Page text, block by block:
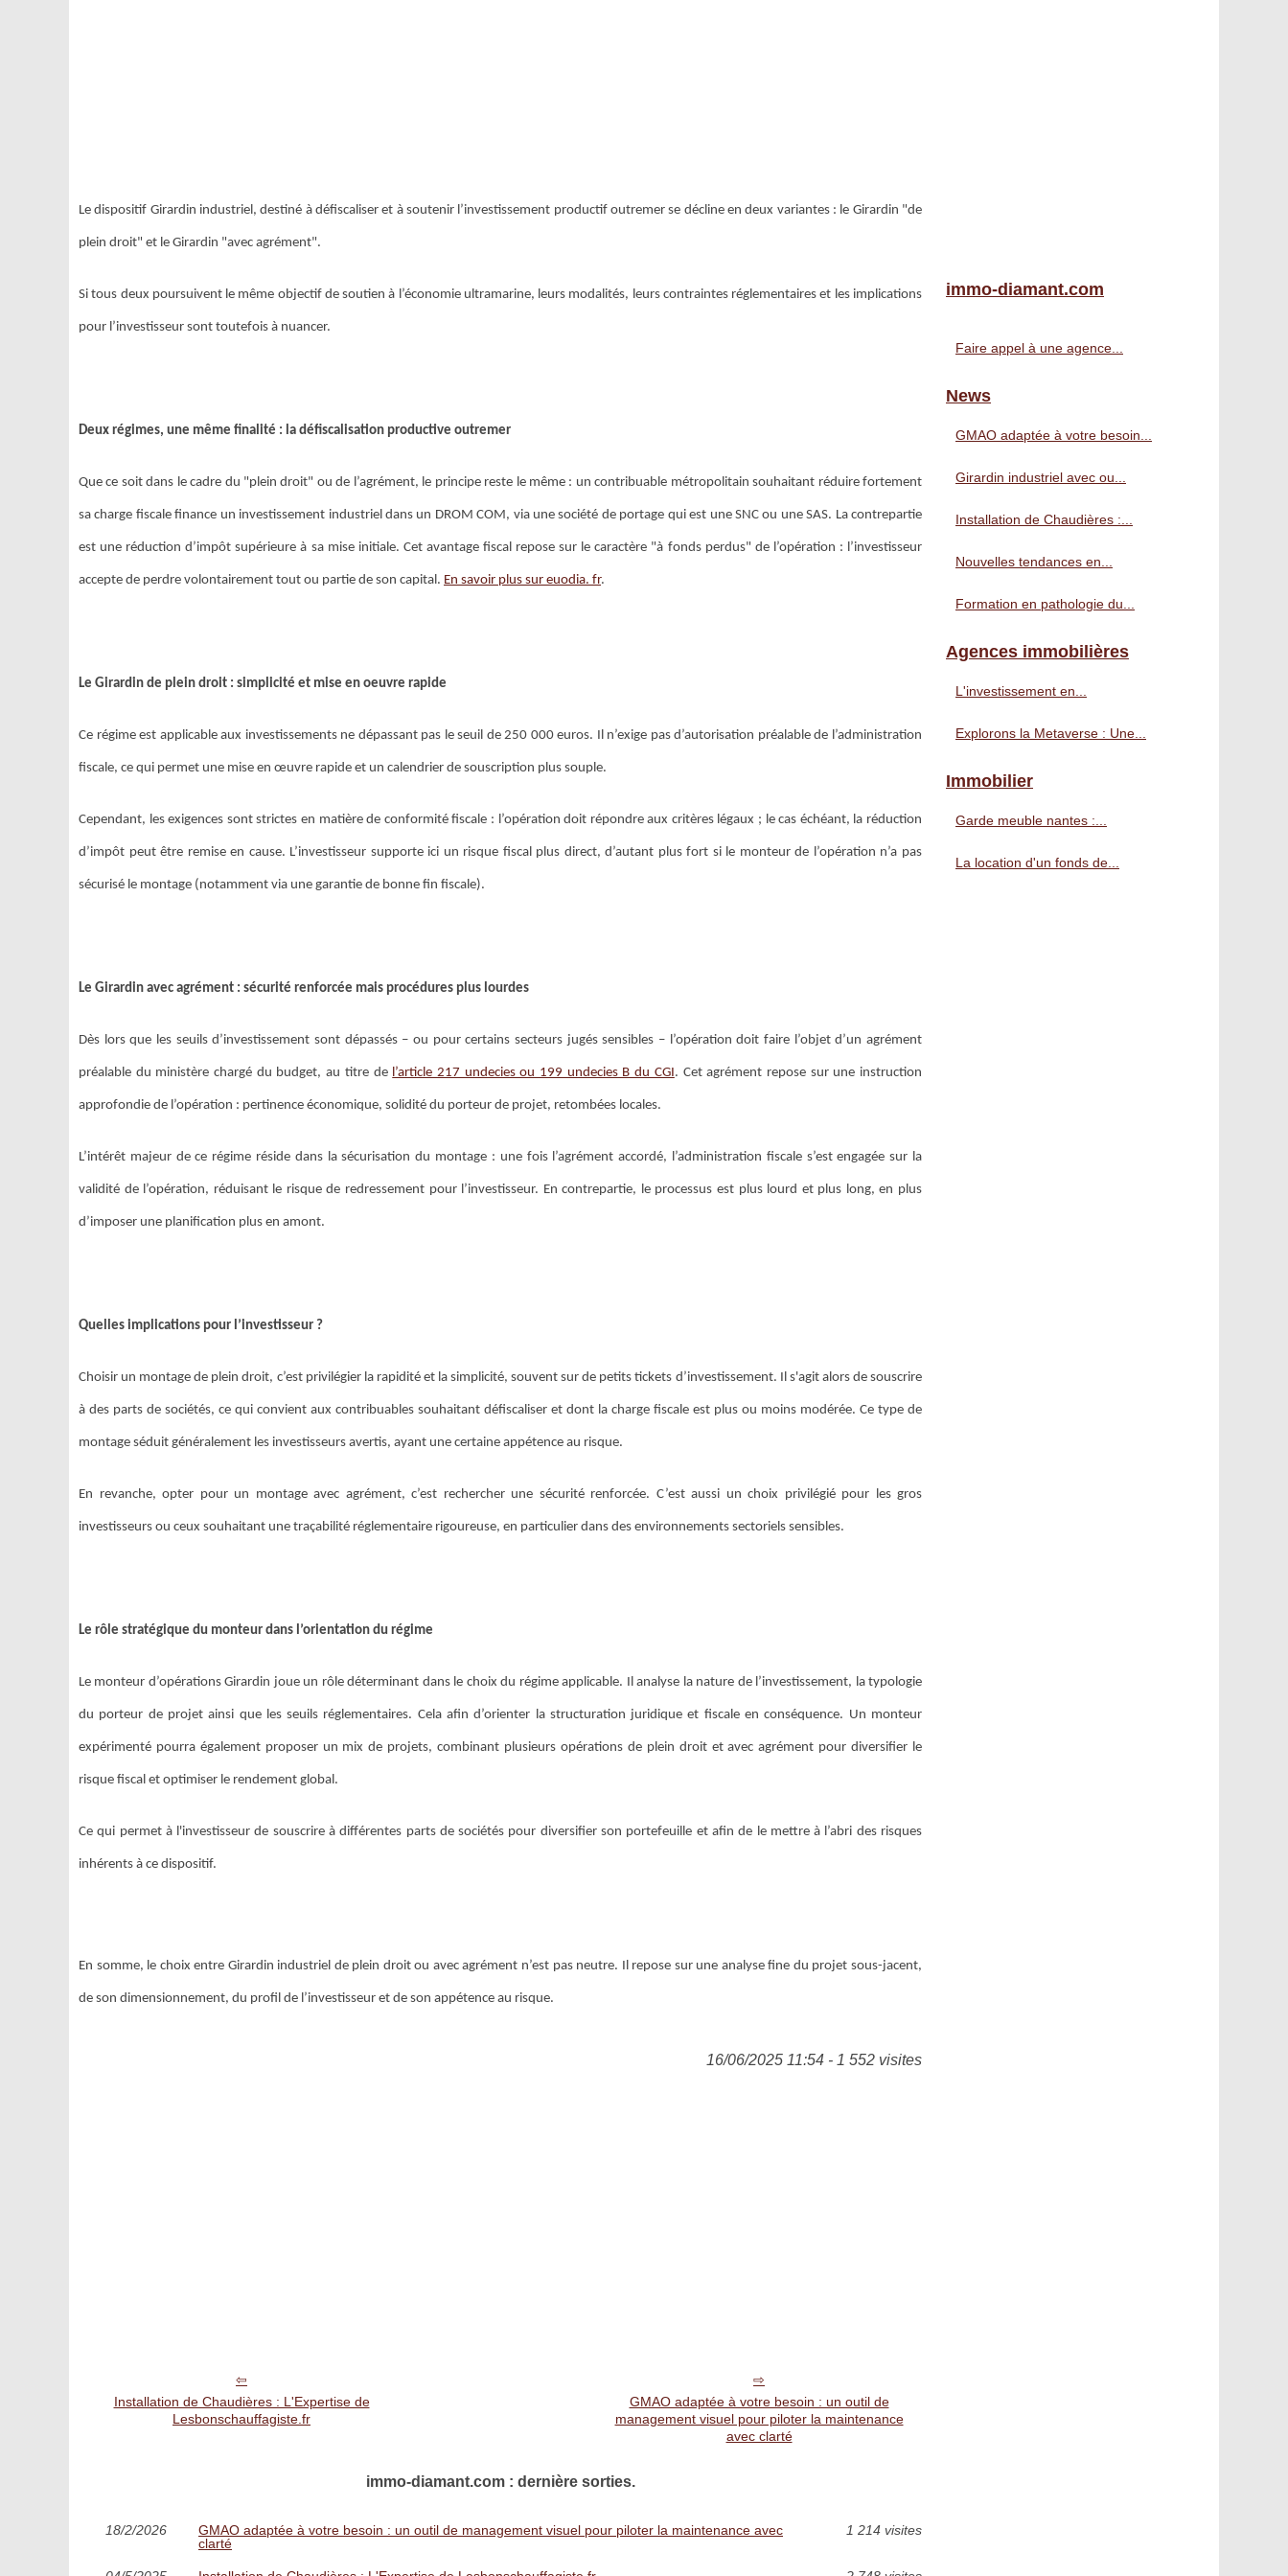
Le dispositif Girardin industriel, destiné à défiscaliser et à soutenir l’investissement productif outremer se décline en deux variantes : le Girardin "de
plein droit" et le Girardin "avec agrément".
Si tous deux poursuivent le même objectif de soutien à l’économie ultramarine, leurs modalités, leurs contraintes réglementaires et les implications
pour l’investisseur sont toutefois à nuancer.
Deux régimes, une même finalité : la défiscalisation productive outremer
Que ce soit dans le cadre du "plein droit" ou de l’agrément, le principe reste le même : un contribuable métropolitain souhaitant réduire fortement
sa charge fiscale finance un investissement industriel dans un DROM COM, via une société de portage qui est une SNC ou une SAS. La contrepartie
est une réduction d’impôt supérieure à sa mise initiale. Cet avantage fiscal repose sur le caractère "à fonds perdus" de l’opération : l’investisseur
accepte de perdre volontairement tout ou partie de son capital. En savoir plus sur euodia. fr.
Le Girardin de plein droit : simplicité et mise en oeuvre rapide
Ce régime est applicable aux investissements ne dépassant pas le seuil de 250 000 euros. Il n’exige pas d’autorisation préalable de l’administration
fiscale, ce qui permet une mise en œuvre rapide et un calendrier de souscription plus souple.
Cependant, les exigences sont strictes en matière de conformité fiscale : l’opération doit répondre aux critères légaux ; le cas échéant, la réduction
d’impôt peut être remise en cause. L’investisseur supporte ici un risque fiscal plus direct, d’autant plus fort si le monteur de l’opération n’a pas
sécurisé le montage (notamment via une garantie de bonne fin fiscale).
Le Girardin avec agrément : sécurité renforcée mais procédures plus lourdes
Dès lors que les seuils d’investissement sont dépassés – ou pour certains secteurs jugés sensibles – l’opération doit faire l’objet d’un agrément
préalable du ministère chargé du budget, au titre de l’article 217 undecies ou 199 undecies B du CGI. Cet agrément repose sur une instruction
approfondie de l’opération : pertinence économique, solidité du porteur de projet, retombées locales.
L’intérêt majeur de ce régime réside dans la sécurisation du montage : une fois l’agrément accordé, l’administration fiscale s’est engagée sur la
validité de l’opération, réduisant le risque de redressement pour l’investisseur. En contrepartie, le processus est plus lourd et plus long, en plus
d’imposer une planification plus en amont.
Quelles implications pour l’investisseur ?
Choisir un montage de plein droit, c’est privilégier la rapidité et la simplicité, souvent sur de petits tickets d’investissement. Il s'agit alors de souscrire
à des parts de sociétés, ce qui convient aux contribuables souhaitant défiscaliser et dont la charge fiscale est plus ou moins modérée. Ce type de
montage séduit généralement les investisseurs avertis, ayant une certaine appétence au risque.
En revanche, opter pour un montage avec agrément, c’est rechercher une sécurité renforcée. C’est aussi un choix privilégié pour les gros
investisseurs ou ceux souhaitant une traçabilité réglementaire rigoureuse, en particulier dans des environnements sectoriels sensibles.
Le rôle stratégique du monteur dans l’orientation du régime
Le monteur d’opérations Girardin joue un rôle déterminant dans le choix du régime applicable. Il analyse la nature de l’investissement, la typologie
du porteur de projet ainsi que les seuils réglementaires. Cela afin d’orienter la structuration juridique et fiscale en conséquence. Un monteur
expérimenté pourra également proposer un mix de projets, combinant plusieurs opérations de plein droit et avec agrément pour diversifier le
risque fiscal et optimiser le rendement global.
Ce qui permet à l'investisseur de souscrire à différentes parts de sociétés pour diversifier son portefeuille et afin de le mettre à l’abri des risques
inhérents à ce dispositif.
En somme, le choix entre Girardin industriel de plein droit ou avec agrément n’est pas neutre. Il repose sur une analyse fine du projet sous-jacent,
de son dimensionnement, du profil de l’investisseur et de son appétence au risque.
16/06/2025 11:54 - 1 552 visites
Installation de Chaudières : L'Expertise de
Lesbonschauffagiste.fr
GMAO adaptée à votre besoin : un outil de
management visuel pour piloter la maintenance
avec clarté
immo-diamant.com : dernière sorties.
18/2/2026
GMAO adaptée à votre besoin : un outil de management visuel pour piloter la maintenance avec
clarté
1 214 visites
immo-diamant.com
Faire appel à une agence...
News
GMAO adaptée à votre besoin...
Girardin industriel avec ou...
Installation de Chaudières :...
Nouvelles tendances en...
Formation en pathologie du...
Agences immobilières
L'investissement en...
Explorons la Metaverse : Une...
Immobilier
Garde meuble nantes :...
La location d'un fonds de...